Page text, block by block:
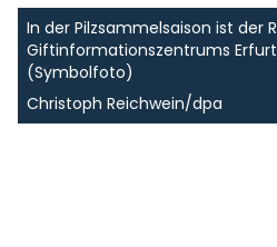
In der Pilzsammelsaison ist der
Giftinformationszentrums
(Symbolfoto)
Christoph Reichwein/dpa